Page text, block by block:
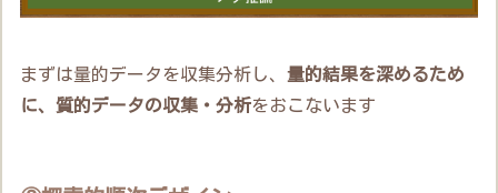
まずは量的データを収集分析し、量的結果を深めるため
に、質的データの収集・分析をおこないます